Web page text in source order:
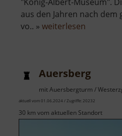
aus den Jahren nach
vo.. » weiterlesen
Auersberg
mit Auersbergturm /
aktuell vom 01.06.2024 / Zugriffe: 20232
30 km vom aktuellen Standort